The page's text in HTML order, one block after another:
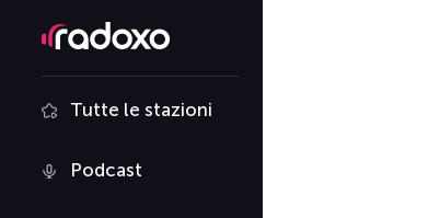
Tutte le stazioni
Podcast